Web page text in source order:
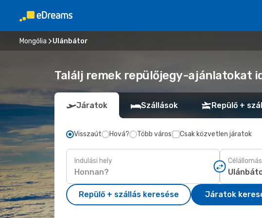
Mongólia Ulánbátor
Találj remek repülőjegy-ajánlatokat
Járatok Szállások Repülő +
Visszaút Hová? Több város Csak közvetlen járatok
Indulási hely Célállomás
Repülő + szállás keresése Járatok